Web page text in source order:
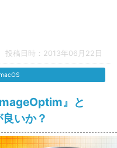
投稿日時：2013年06月22日
』と
いか？